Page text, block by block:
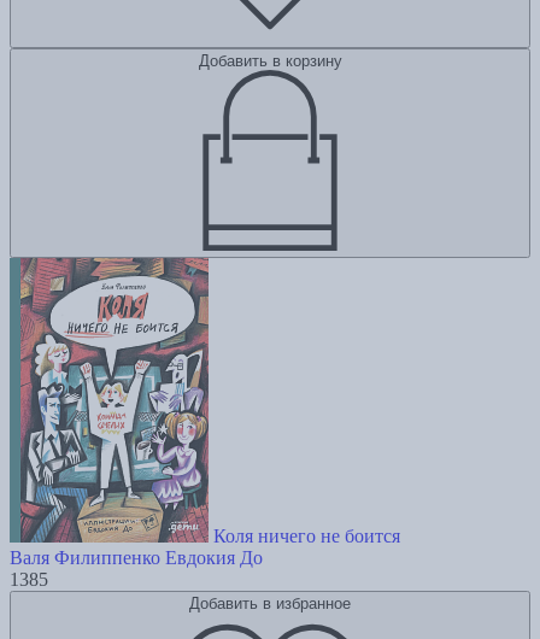
Добавить в корзину
Коля ничего не боится
Валя Филиппенко Евдокия До
1385
Добавить в избранное